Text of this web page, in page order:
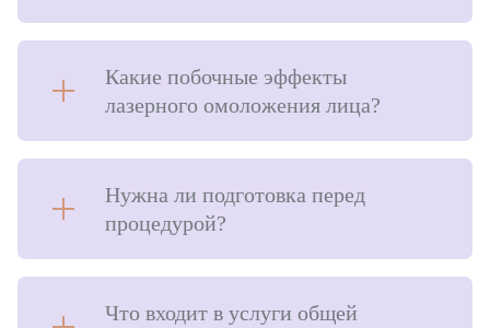
Какие побочные эффекты
лазерного омоложения лица?
Нужна ли подготовка перед
процедурой?
Что входит в услуги общей